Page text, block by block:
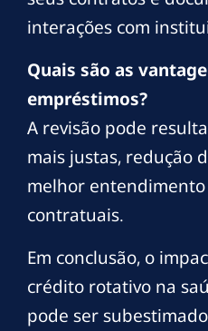
interações com
Quais são as
empréstimos?
A revisão pode
mais justas, redução
melhor entendimento
contratuais.
Em conclusão, o
crédito rotativo na
pode ser